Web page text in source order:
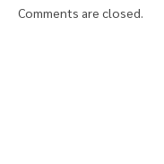
Comments are closed.